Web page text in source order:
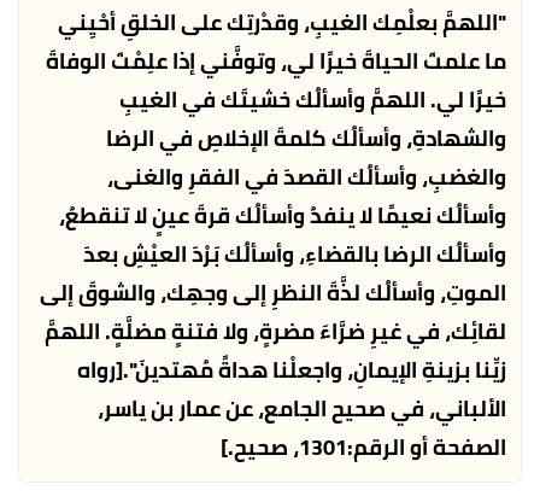
"اللهمَّ بعلْمِك الغيبِ، وقدْرتِك على الخلقِ أحْيِني
ما علمتَ الحياةَ خيرًا لي، وتوفَّني إذا علِمْتَ الوفاةَ
خيرًا لي. اللهمَّ وأسألُك خشيتَك في الغيبِ
والشهادةِ، وأسألُك كلمةَ الإخلاصِ في الرضا
والغضبِ، وأسألُك القصدَ في الفقرِ والغنى،
وأسألُك نعيمًا لا ينفدُ وأسألُك قرةَ عينٍ لا تنقطعُ،
وأسألُك الرضا بالقضاءِ، وأسألُك بَرْدَ العيْشِ بعدَ
الموتِ، وأسألُك لذَّةَ النظرِ إلى وجهِك، والشوقَ إلى
لقائِك، في غيرِ ضرَّاءَ مضرةٍ، ولا فتنةٍ مضلَّةٍ. اللهمَّ
زيِّنا بزينةِ الإيمانِ، واجعلْنا هداةً مُهتدينَ".[رواه
الألباني، في صحيح الجامع، عن عمار بن ياسر،
الصفحة أو الرقم:1301، صحيح.]